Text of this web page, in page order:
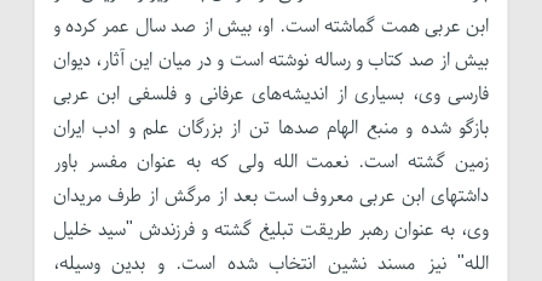
ابن عربی همت گماشته است. او، بیش از صد سال عمر کرده و
بیش از صد کتاب و رساله نوشته است و در میان این آثار، دیوان
فارسی وی، بسیاری از اندیشه‌های عرفانی و فلسفی ابن عربی
بازگو شده و منبع الهام صدها تن از بزرگان علم و ادب ایران
زمین گشته است. نعمت الله ولی که به عنوان مفسر باور
داشتهای ابن عربی معروف است بعد از مرگش از طرف مریدان
وی، به عنوان رهبر طریقت تبلیغ گشته و فرزندش "سید خلیل
الله" نیز مسند نشین انتخاب شده است. و بدین وسیله،